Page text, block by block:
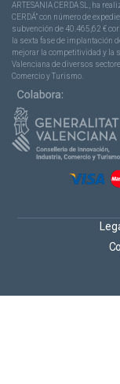
ARTESANIA CERDA SL, ha
CERDÁ” con número de
subvención de 40.465,62 €
la sexta fase de implantación
mejorar la competitividad y la
Valenciana de diversos
Comercio y Turismo.